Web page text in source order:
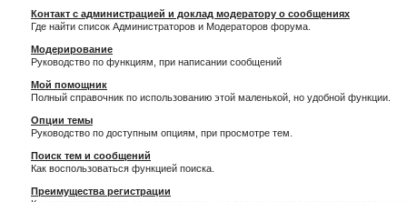
Контакт с администрацией и доклад модератору о сообщениях
Где найти список Администраторов и Модераторов форума.
Модерирование
Руководство по функциям, при написании сообщений
Мой помощник
Полный справочник по использованию этой маленькой, но удобной функции.
Опции темы
Руководство по доступным опциям, при просмотре тем.
Поиск тем и сообщений
Как воспользоваться функцией поиска.
Преимущества регистрации